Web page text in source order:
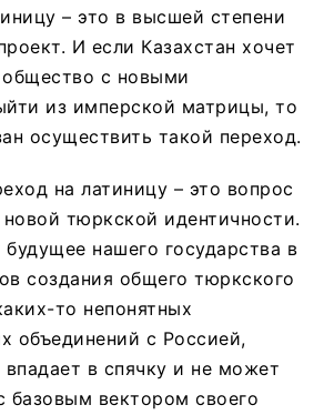
– это в высшей степени
И если Казахстан хочет
с новыми
из имперской матрицы, то
осуществить такой переход.
на латиницу – это вопрос
тюркской идентичности.
нашего государства в
создания общего тюркского
то непонятных
объединений с Россией,
впадает в спячку и не может
базовым вектором своего